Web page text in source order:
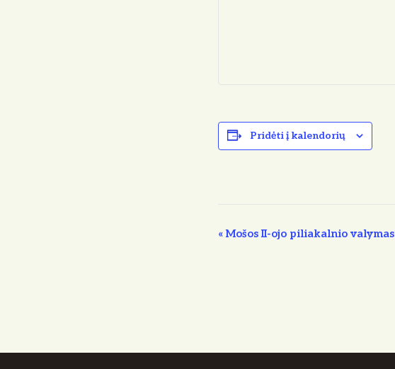
Pridėti į kalendorių
R
n
« Mošos II-ojo piliakalnio valymas